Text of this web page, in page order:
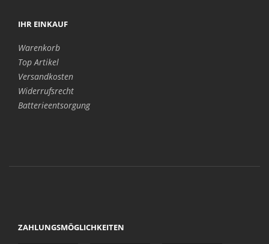
IHR EINKAUF
Warenkorb
Top Artikel
Versandkosten
Widerrufsrecht
Batterieentsorgung
ZAHLUNGSMÖGLICHKEITEN